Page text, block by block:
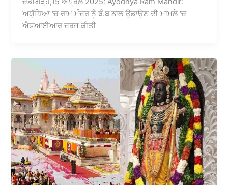
ਅਯੁੱਧਿਆ ‘ਚ ਰਾਮ ਮੰਦਰ ਨੂੰ ਬੰ.ਬ ਨਾਲ ਉਡਾਉਣ ਦੀ ਮਾਮਲੇ ‘ਚ
ਐਫਆਈਆਰ ਦਰਜ ਕੀਤੀ